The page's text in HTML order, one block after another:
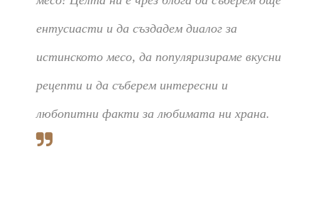
ентусиасти и да създадем диалог за
истинското месо, да популяризираме вкусни
рецепти и да съберем интересни и
любопитни факти за любимата ни храна.